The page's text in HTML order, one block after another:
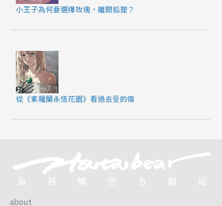
小王子為何要選擇玫瑰，離開狐狸？
從《紫羅蘭永恆花園》看過去受的傷
about